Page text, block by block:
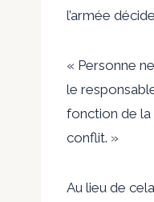
l’armée
« Personne
le
fonction de la
conflit. »
Au lieu de